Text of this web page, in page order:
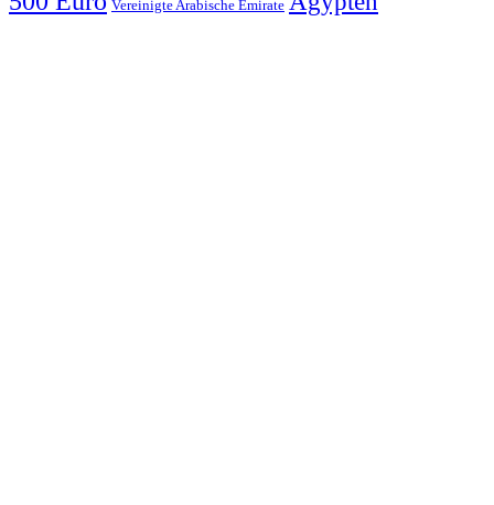
Vereinigte Arabische Emirate